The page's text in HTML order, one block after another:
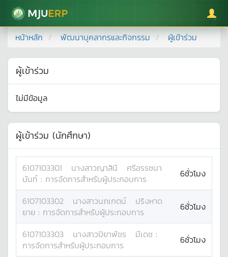
มหาวิทยาลัยแม่โจ้
หน้าหลัก พัฒนาบุคลากรและกิจกรรม ผู้เข้าร่วม
ผู้เข้าร่วม
ไม่มีข้อมูล
ผู้เข้าร่วม (นักศึกษา)
6107103301 นางสาวญาสินี
ศรีอรรชนา
นันท์ : การจัดการสำหรับผู้ประกอบการ 6ชั่วโมง
6107103302 นางสาวนภเกตน์
ปริงหาด
ยาย : การจัดการสำหรับผู้ประกอบการ 6ชั่วโมง
6107103303 นางสาวปิยาพัชร มีเดช :
การจัดการสำหรับผู้ประกอบการ
6ชั่วโมง